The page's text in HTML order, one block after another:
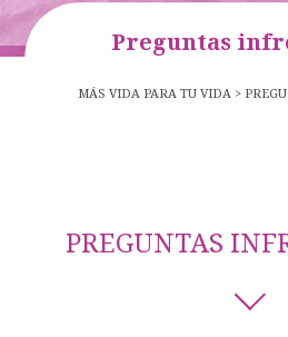
Preguntas
MÁS VIDA PARA TU VIDA
PREGUNTAS